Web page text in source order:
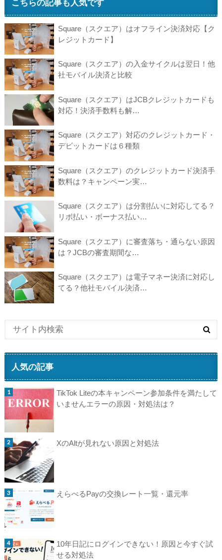
こちらの記事も人気です
Square（スクエア）はオフライン決済対応【ク
レジットカード】
Square（スクエア）の入金サイクルは翌日！他
社モバイル決済と比較
Square（スクエア）はJCBクレジットカードも
対応！決済手数料も解…
Square（スクエア）対応のクレジットカード・
デビットカードは６種類
Square（スクエア）のクレジットカード決済手
数料は？キャンペーン実…
Square（スクエア）は分割払いに対応してる？
リボ払い・ボーナス払い…
Square（スクエア）に審査落ち・通らない原因
は？JCBの審査期間な…
Square（スクエア）は電子マネー決済に対応し
てる？他社モバイル決済…
人気の記事
TikTok Liteの本キャンペーン参加条件を満たして
いませんエラーの原因・対処法は？
XのAltが見れない原因と対処法
えらべるPayの交換レート一覧・還元率
10年日記にログインできない！原因と今すぐ試
せる対処法